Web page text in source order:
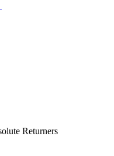
Returners